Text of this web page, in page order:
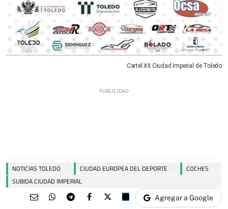
Cartel XII Ciudad Imperial de Toledo
NOTICIAS TOLEDO CIUDAD EUROPEA DEL DEPORTE
COCHES
SUBIDA CIUDAD IMPERIAL
Agregar a Google